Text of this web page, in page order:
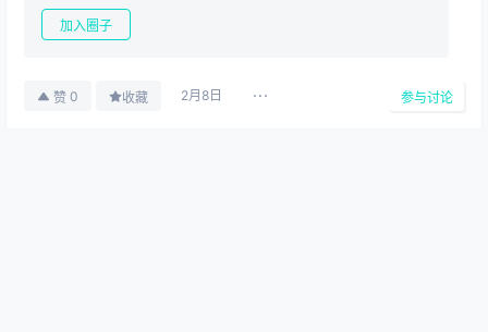
加入圈子
赞 0 收藏 2月8日 参与讨论